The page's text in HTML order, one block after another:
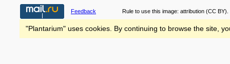
Feedback Rule to use this image: attribution (CC BY).
"Plantarium" uses cookies. By continuing to browse the site,